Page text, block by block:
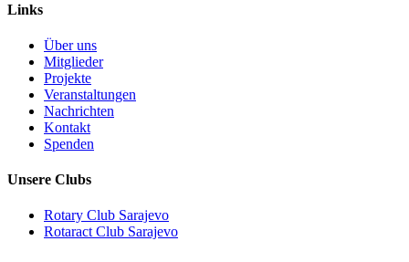
Links
Über uns
Mitglieder
Projekte
Veranstaltungen
Nachrichten
Kontakt
Spenden
Unsere Clubs
Rotary Club Sarajevo
Rotaract Club Sarajevo